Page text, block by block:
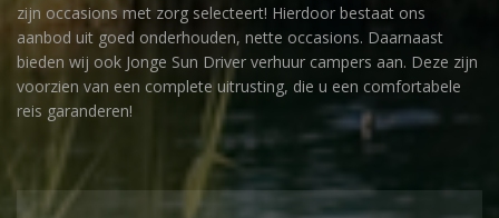
zijn occasions met zorg selecteert! Hierdoor bestaat ons
aanbod uit goed onderhouden, nette occasions. Daarnaast
bieden wij ook Jonge Sun Driver verhuur campers aan. Deze zijn
voorzien van een complete uitrusting, die u een comfortabele
reis garanderen!